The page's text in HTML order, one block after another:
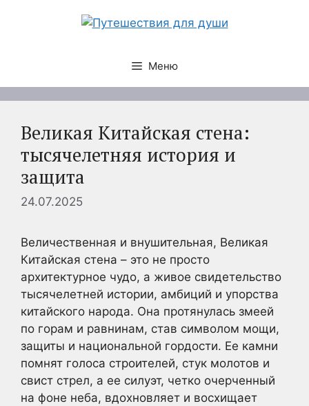
Меню
Великая Китайская стена:
тысячелетняя история и
защита
24.07.2025
Величественная и внушительная, Великая
Китайская стена – это не просто
архитектурное чудо, а живое свидетельство
тысячелетней истории, амбиций и упорства
китайского народа. Она протянулась змеей
по горам и равнинам, став символом мощи,
защиты и национальной гордости. Ее камни
помнят голоса строителей, стук молотов и
свист стрел, а ее силуэт, четко очерченный
на фоне неба, вдохновляет и восхищает